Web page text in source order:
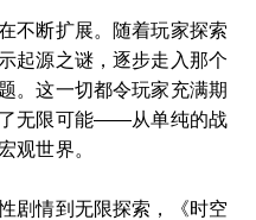
不断扩展。随着玩家探索
起源之谜，逐步走入那个
。这一切都令玩家充满期
无限可能——从单纯的战
观世界。
剧情到无限探索，《时空